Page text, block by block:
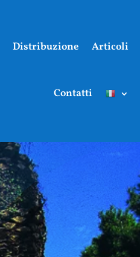
Distribuzione Articoli
Contatti